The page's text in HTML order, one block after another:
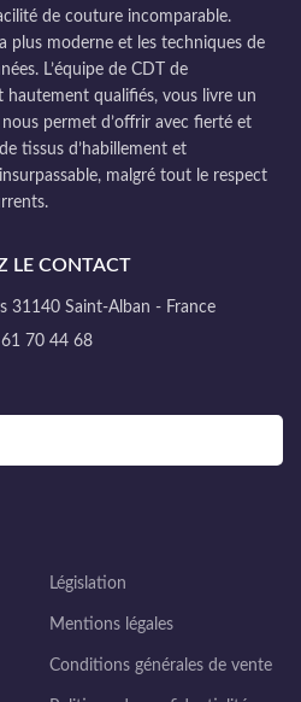
de couture incomparable.
plus moderne et les techniques de
L’équipe de CDT de
qualifiés, vous livre un
permet d’offrir avec fierté et
tissus d’habillement et
malgré tout le respect
LE CONTACT
31140 Saint-Alban - France
61 70 44 68
Législation
Mentions légales
Conditions générales de vente